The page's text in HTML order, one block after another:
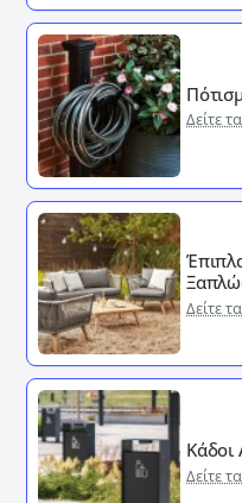
Δείτε
Δείτε
Δείτε